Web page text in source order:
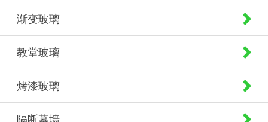
渐变玻璃
教堂玻璃
烤漆玻璃
隔断幕墙